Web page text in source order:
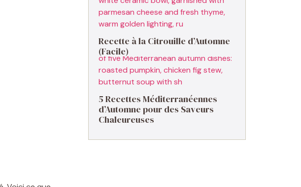
Recette à la Citrouille d’Automne
(Facile)
5 Recettes Méditerranéennes
d’Automne pour des Saveurs
Chaleureuses